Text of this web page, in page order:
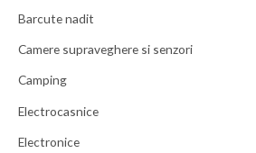
Barcute nadit
Camere supraveghere si senzori
Camping
Electrocasnice
Electronice